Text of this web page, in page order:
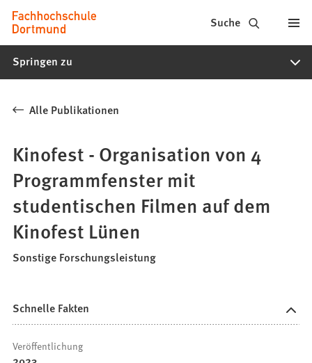
Inhalt anspringen
Fachhochschule
Dortmund
-
Studiengänge,
Bewerbung
Suche
Springen zu
Alle Publikationen
Kinofest - Organisation von 4
Programmfenster mit
studentischen Filmen auf dem
Kinofest Lünen
Sonstige Forschungsleistung
Schnelle Fakten
Veröffentlichung